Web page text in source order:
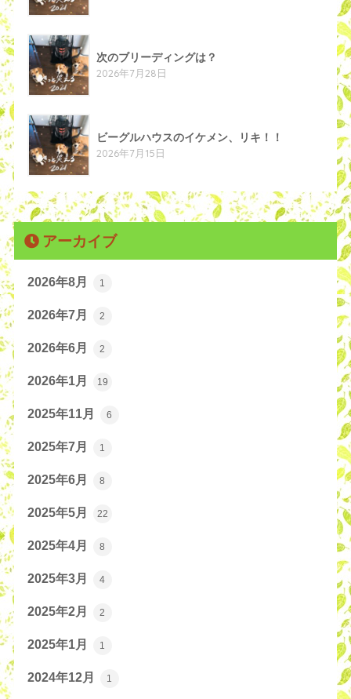
次のブリーディングは？
2026年7月28日
ビーグルハウスのイケメン、リキ！！
2026年7月15日
アーカイブ
2026年8月 1
2026年7月 2
2026年6月 2
2026年1月 19
2025年11月 6
2025年7月 1
2025年6月 8
2025年5月 22
2025年4月 8
2025年3月 4
2025年2月 2
2025年1月 1
2024年12月 1